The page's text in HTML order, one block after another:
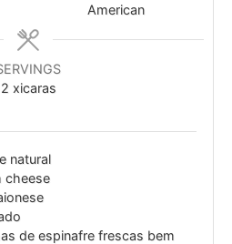
American
2 xicaras
natural
cheese
de espinafre frescas bem